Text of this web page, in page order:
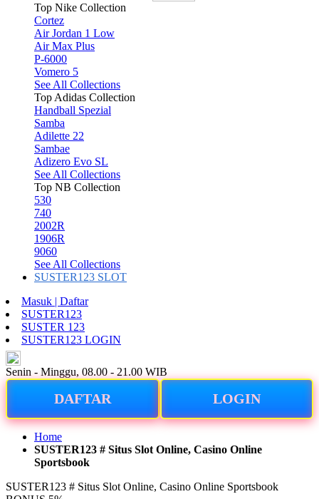
Top Nike Collection
Cortez
Air Jordan 1 Low
Air Max Plus
P-6000
Vomero 5
See All Collections
Top Adidas Collection
Handball Spezial
Samba
Adilette 22
Sambae
Adizero Evo SL
See All Collections
Top NB Collection
530
740
2002R
1906R
9060
See All Collections
SUSTER123 SLOT
Masuk | Daftar
SUSTER123
SUSTER 123
SUSTER123 LOGIN
Senin - Minggu, 08.00 - 21.00 WIB
DAFTAR LOGIN
Home
SUSTER123 # Situs Slot Online, Casino Online
Sportsbook
SUSTER123 # Situs Slot Online, Casino Online Sportsbook